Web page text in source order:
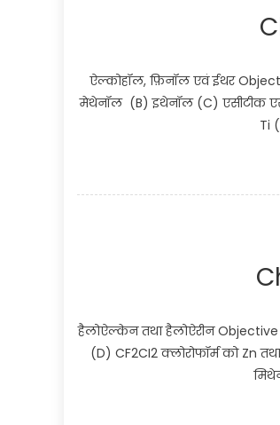
ऐल्कोहॉल, फ़िनॉल एवं ईथर
मेथेनॉल (B) इथेनॉल (C) एसीटीक
Ti
हैलोऐल्केन तथा हैलोऐरीन
(D) CF2CI2 क्लोरोफॉर्म को Zn